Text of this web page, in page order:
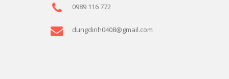
0989 116 772
dungdinh0408@gmail.com